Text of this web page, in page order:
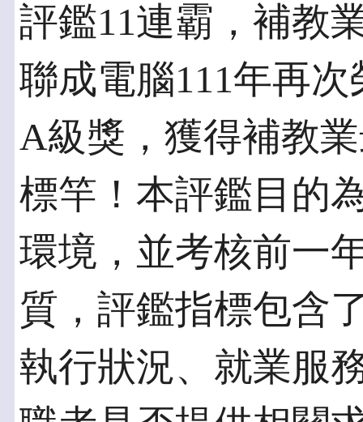
評鑑11連霸，補教
聯成電腦111年再
A級獎，獲得補教
標竿！本評鑑目的
環境，並考核前一
質，評鑑指標包含
執行狀況、就業服